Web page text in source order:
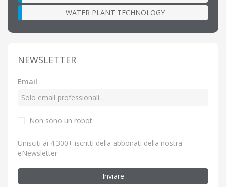
WATER PLANT TECHNOLOGY
NEWSLETTER
Email
Non sono un robot.
Unisciti ai 4.300+ iscritti della abbonati della nostra
eNewsletter
Inviare